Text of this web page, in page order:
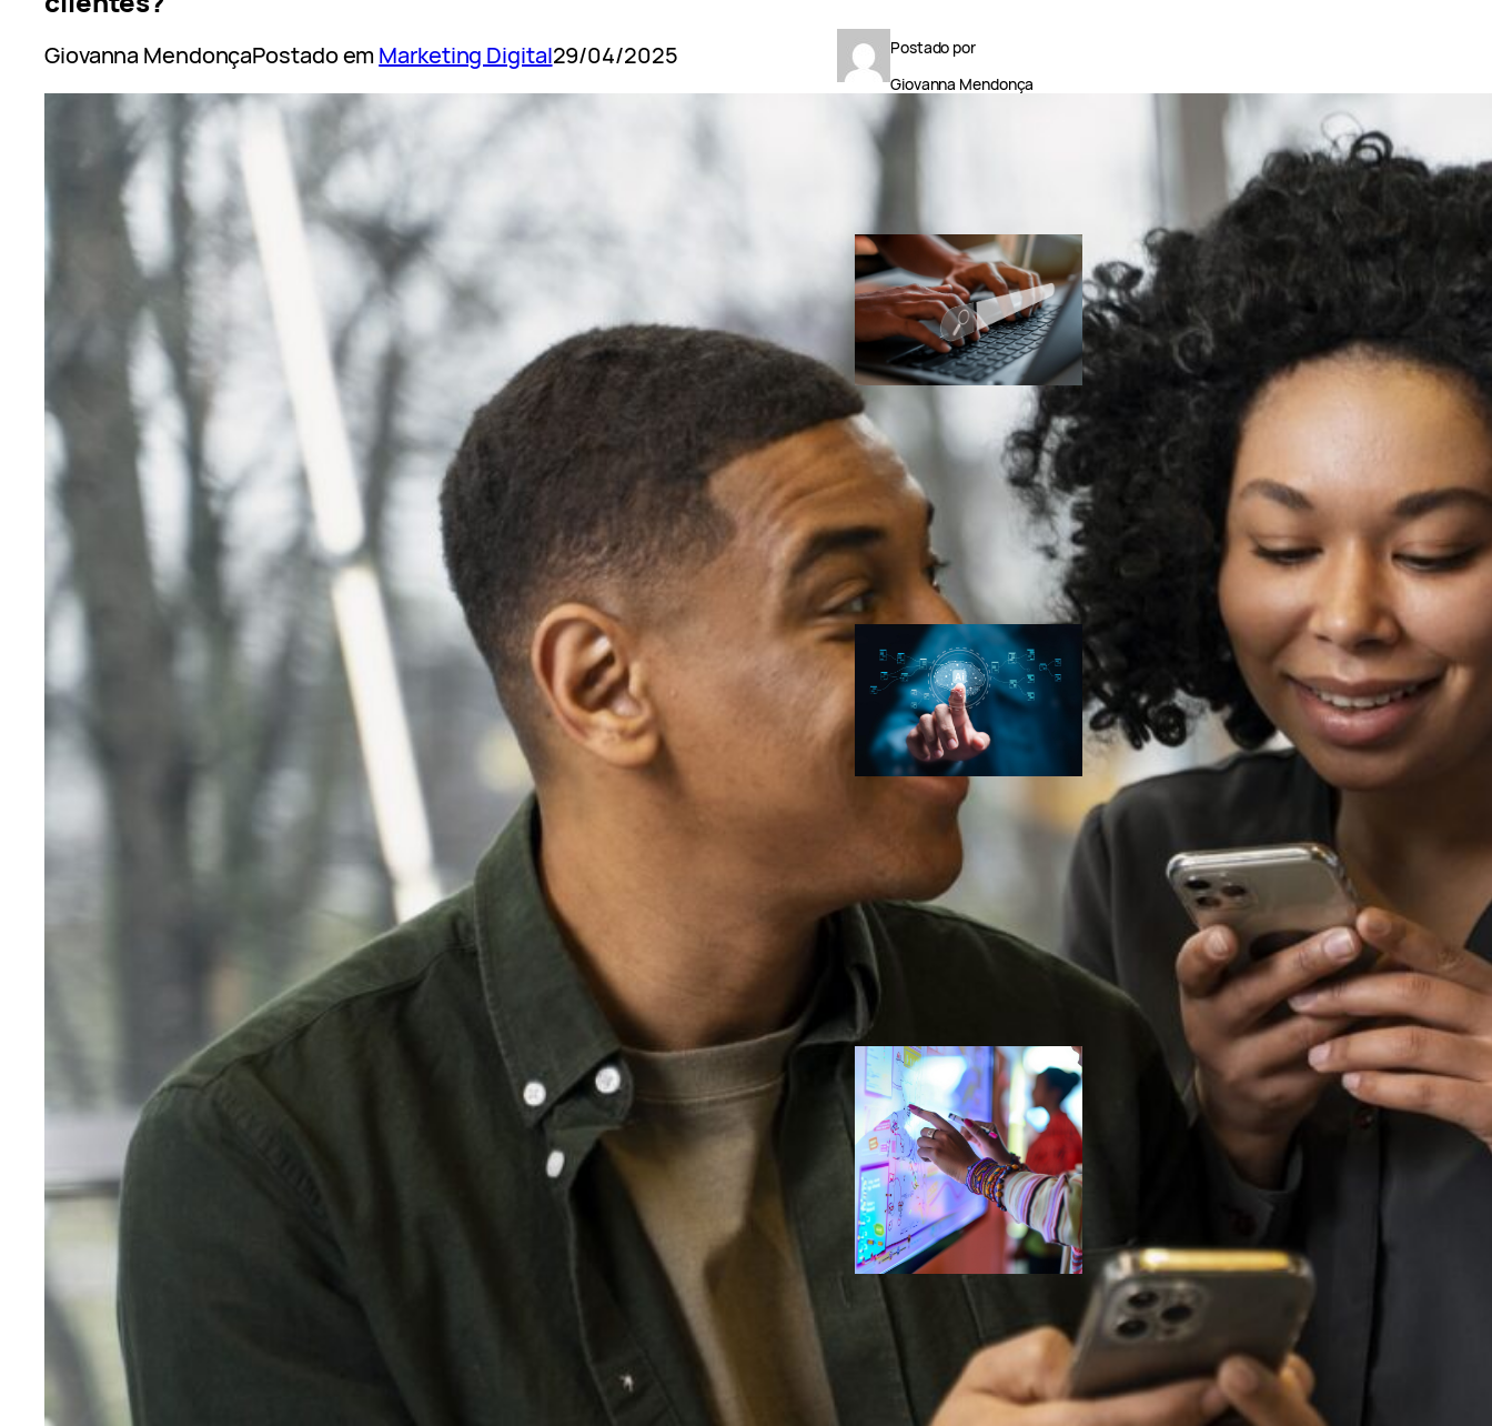
Giovanna MendonçaPostado emMarketing Digital29/04/2025
Postado por
Giovanna Mendonça
GoExplosion
Como fazer pesquisa
de palavras-chave
para seu primeiro
infoproduto
Ana Carolina
Duarte
Inteligência
Erros de prompts que
fazem o seu
conteúdo de IA ficar
com cara de IA
Ana Carolina
Duarte
Eventos Vendyno
Estratégias de
marketing sensorial
para eventos
híbridos memoráveis